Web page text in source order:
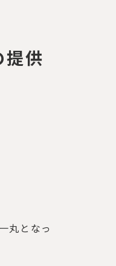
供
丸となっ